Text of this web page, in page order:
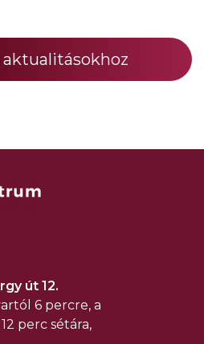
aktualitásokhoz
út 12.
6 percre, a
perc sétára,